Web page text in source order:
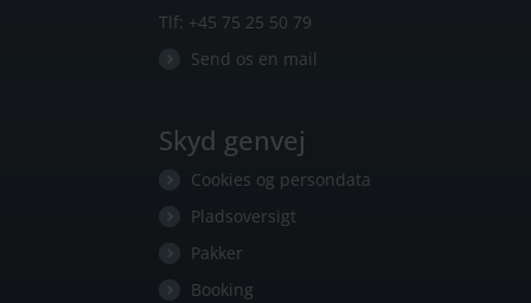
Tlf: +45 75 25 50 79
Send os en mail
Skyd genvej
Cookies og persondata
Pladsoversigt
Pakker
Booking